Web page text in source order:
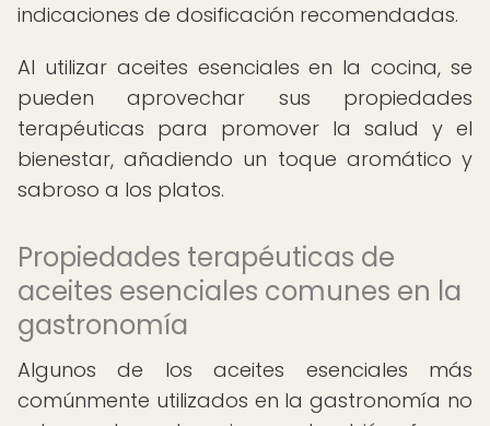
indicaciones de dosificación recomendadas.
Al utilizar aceites esenciales en la cocina, se
pueden aprovechar sus propiedades
terapéuticas para promover la salud y el
bienestar, añadiendo un toque aromático y
sabroso a los platos.
Propiedades terapéuticas de
aceites esenciales comunes en la
gastronomía
Algunos de los aceites esenciales más
comúnmente utilizados en la gastronomía no